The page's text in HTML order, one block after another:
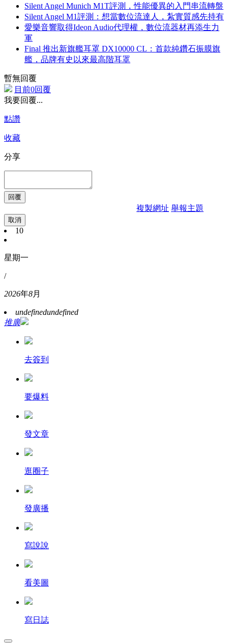
Silent Angel Munich M1T評測，性能優異的入門串流轉盤
Silent Angel M1評測：想當數位流達人，紮實質感先持有
愛樂音響取得Ideon Audio代理權，數位流器材再添生力
軍
Final 推出新旗艦耳罩 DX10000 CL：首款純鑽石振膜旗
艦，品牌有史以來最高階耳罩
暫無回覆
目前0回覆
我要回覆...
點讚
收藏
分享
複製網址 舉報主題
取消
10
星期一
/
2026年8月
undefinedundefined
推廣
去簽到
要爆料
發文章
逛圈子
發廣播
寫說說
看美圖
寫日誌